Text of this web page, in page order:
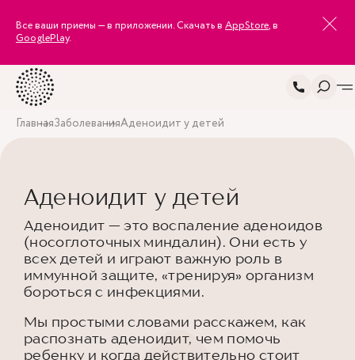
Все ваши приемы — в приложении. Скачать в AppStore, в
GooglePlay.
ГлавнаяЗаболеванияАденоидит у детей
Аденоидит у детей
Аденоидит — это воспаление аденоидов
(носоглоточных миндалин). Они есть у
всех детей и играют важную роль в
иммунной защите, «тренируя» организм
бороться с инфекциями.
Мы простыми словами расскажем, как
распознать аденоидит, чем помочь
ребенку и когда действительно стоит